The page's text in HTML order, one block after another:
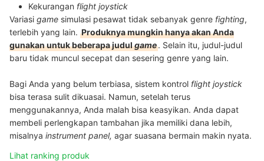
Kekurangan flight joystick
Variasi game simulasi pesawat tidak sebanyak genre fighting,
terlebih yang lain. Produknya mungkin hanya akan Anda
gunakan untuk beberapa judulgame. Selain itu, judul-judul
baru tidak muncul secepat dan sesering genre yang lain.
Bagi Anda yang belum terbiasa, sistem kontrol flight joystick
bisa terasa sulit dikuasai. Namun, setelah terus
menggunakannya, Anda malah bisa keasyikan. Anda dapat
membeli perlengkapan tambahan jika memiliki dana lebih,
misalnya instrument panel, agar suasana bermain makin nyata.
Lihat ranking produk